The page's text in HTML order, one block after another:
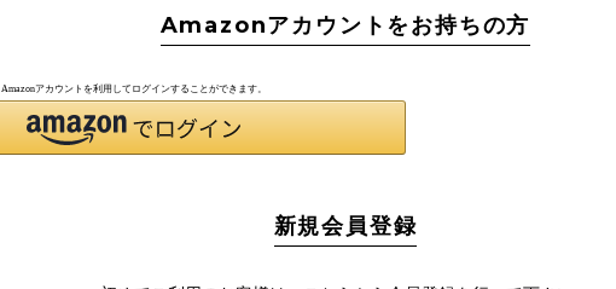
Amazonアカウントをお持ちの方
Amazonアカウントを利用してログインすることができます。
新規会員登録